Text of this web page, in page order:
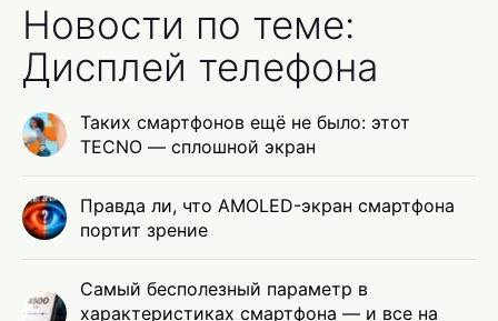
Новости по теме:
Дисплей телефона
Таких смартфонов ещё не было: этот
TECNO — сплошной экран
Правда ли, что AMOLED-экран смартфона
портит зрение
Самый бесполезный параметр в
характеристиках смартфона — и все на